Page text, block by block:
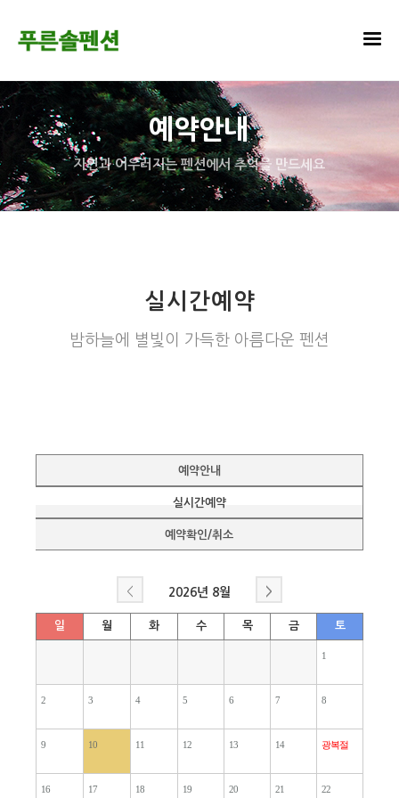
예약안내
자연과 어우러지는 펜션에서 추억을 만드세요
실시간예약
밤하늘에 별빛이 가득한 아름다운 펜션
예약안내
실시간예약
예약확인/취소
< 2026년 8월 >
일 월 화 수 목 금 토
1
2 3 4 5 6 7 8
9 10 11 12 13 14 광복절
16 17 18 19 20 21 22